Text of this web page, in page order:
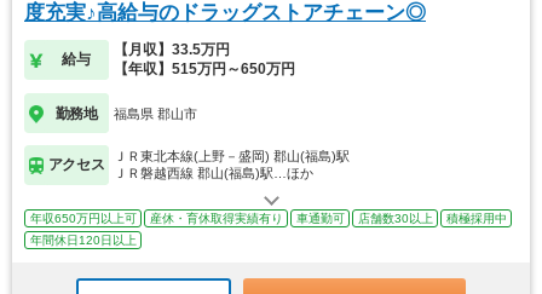
度充実♪高給与のドラッグストアチェーン◎
給与
【月収】33.5万円
【年収】515万円～650万円
勤務地 福島県 郡山市
アクセス
ＪＲ東北本線(上野－盛岡) 郡山(福島)駅
ＪＲ磐越西線 郡山(福島)駅…ほか
年収650万円以上可 産休・育休取得実績有り 車通勤可 店舗数30以上
積極採用中
年間休日120日以上